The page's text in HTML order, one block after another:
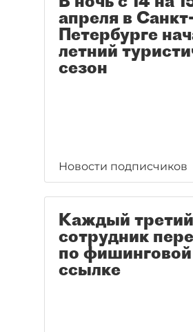
апреля в
Петербурге
летний
сезон
Новости подписчиков
Каждый третий
сотрудник
по фишинговой
ссылке